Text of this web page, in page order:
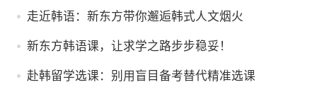
走近韩语：新东方带你邂逅韩式人文烟火
新东方韩语课，让求学之路步步稳妥！
赴韩留学选课：别用盲目备考替代精准选课